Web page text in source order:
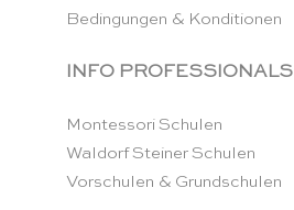
Bedingungen & Konditionen
INFO PROFESSIONALS
Montessori Schulen
Waldorf Steiner Schulen
Vorschulen & Grundschulen